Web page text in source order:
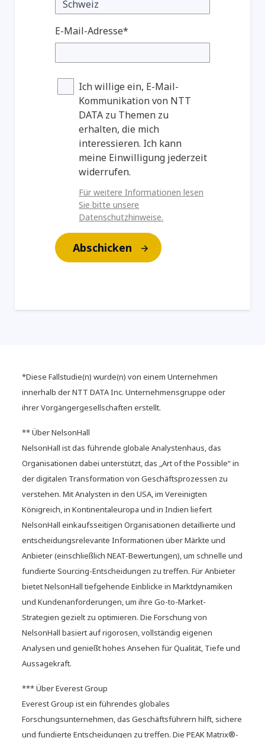
E-Mail-Adresse*
Ich willige ein, E-Mail-
Kommunikation von NTT
DATA zu Themen zu
erhalten, die mich
interessieren. Ich kann
meine Einwilligung jederzeit
widerrufen.
Für weitere Informationen lesen
Sie bitte unsere
Datenschutzhinweise.
Abschicken
*Diese Fallstudie(n) wurde(n) von einem Unternehmen
innerhalb der NTT DATA Inc. Unternehmensgruppe oder
ihrer Vorgängergesellschaften erstellt.
** Über NelsonHall
NelsonHall ist das führende globale Analystenhaus, das
Organisationen dabei unterstützt, das „Art of the Possible“ in
der digitalen Transformation von Geschäftsprozessen zu
verstehen. Mit Analysten in den USA, im Vereinigten
Königreich, in Kontinentaleuropa und in Indien liefert
NelsonHall einkaufsseitigen Organisationen detaillierte und
entscheidungsrelevante Informationen über Märkte und
Anbieter (einschließlich NEAT-Bewertungen), um schnelle und
fundierte Sourcing-Entscheidungen zu treffen. Für Anbieter
bietet NelsonHall tiefgehende Einblicke in Marktdynamiken
und Kundenanforderungen, um ihre Go-to-Market-
Strategien gezielt zu optimieren. Die Forschung von
NelsonHall basiert auf rigorosen, vollständig eigenen
Analysen und genießt hohes Ansehen für Qualität, Tiefe und
Aussagekraft.
*** Über Everest Group
Everest Group ist ein führendes globales
Forschungsunternehmen, das Geschäftsführern hilft, sichere
und fundierte Entscheidungen zu treffen. Die PEAK Matrix®-